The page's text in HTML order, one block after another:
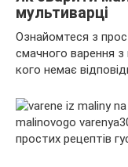
мультиварці
Ознайомтеся з
смачного варення з
кого немає